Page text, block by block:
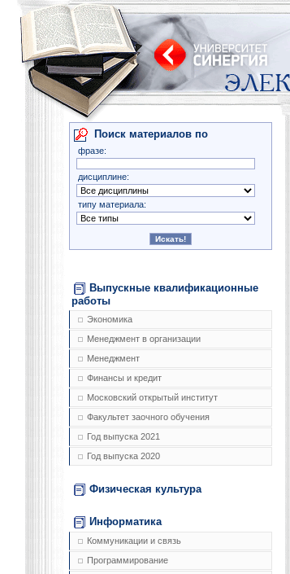
Поиск материалов по
фразе:
дисциплине:
типу материала:
Выпускные квалификационные
работы
Экономика
Менеджмент в организации
Менеджмент
Финансы и кредит
Московский открытый институт
Факультет заочного обучения
Год выпуска 2021
Год выпуска 2020
Физическая культура
Информатика
Коммуникации и связь
Программирование